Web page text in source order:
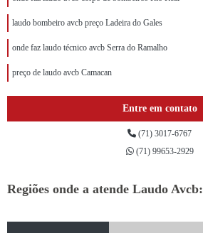
laudo bombeiro avcb preço Ladeira do Gales
onde faz laudo técnico avcb Serra do Ramalho
preço de laudo avcb Camacan
Entre em contato
(71) 3017-6767
(71) 99653-2929
Regiões onde a atende Laudo Avcb: